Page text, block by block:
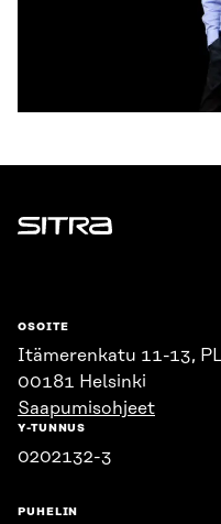
Sitra
OSOITE
Itämerenkatu 11-13,
00181 Helsinki
Saapumisohjeet
Y-TUNNUS
0202132-3
PUHELIN